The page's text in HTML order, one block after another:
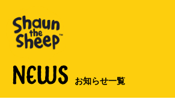
NEWS お知らせ一覧